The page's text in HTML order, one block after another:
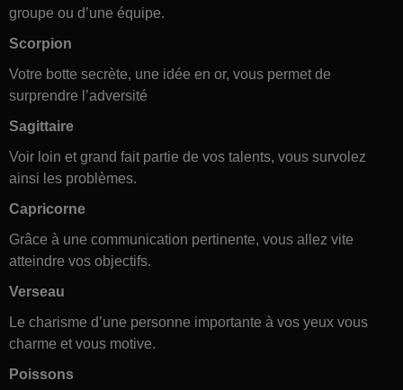
groupe ou d’une équipe.
Scorpion
Votre botte secrète, une idée en or, vous permet de
surprendre l’adversité
Sagittaire
Voir loin et grand fait partie de vos talents, vous survolez
ainsi les problèmes.
Capricorne
Grâce à une communication pertinente, vous allez vite
atteindre vos objectifs.
Verseau
Le charisme d’une personne importante à vos yeux vous
charme et vous motive.
Poissons